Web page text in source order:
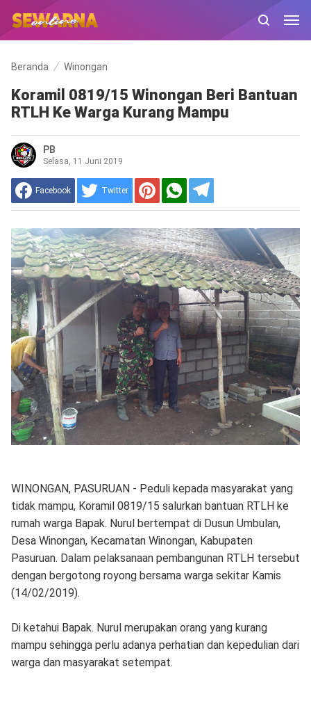
Beranda Winongan
Koramil 0819/15 Winongan Beri Bantuan
RTLH Ke Warga Kurang Mampu
PB
Selasa, 11 Juni 2019
Facebook Twitter
WINONGAN, PASURUAN - Peduli kepada masyarakat yang
tidak mampu, Koramil 0819/15 salurkan bantuan RTLH ke
rumah warga Bapak. Nurul bertempat di Dusun Umbulan,
Desa Winongan, Kecamatan Winongan, Kabupaten
Pasuruan. Dalam pelaksanaan pembangunan RTLH tersebut
dengan bergotong royong bersama warga sekitar Kamis
(14/02/2019).
Di ketahui Bapak. Nurul merupakan orang yang kurang
mampu sehingga perlu adanya perhatian dan kepedulian dari
warga dan masyarakat setempat.